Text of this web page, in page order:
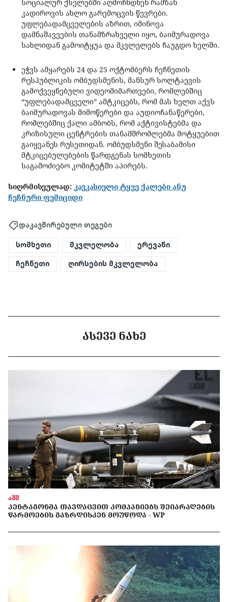
სოციალურ ქსელებში აღმოჩნდნენ რამზან
კადიროვის ახლო გარემოცვის წევრები.
უფლებადამცველების აზრით, იმინოვა
დამნაშავეების თანამზრახველი იყო, ბაიმურადოვა
სახლიდან გამოიტყუა და მკვლელებს ჩაუგდო ხელში.
ეჭვს ამყარებს 24 და 25 ოქტომბერს ჩეჩნეთის
რესპუბლიკის ომბუდსმენის, მანსურ სოლტაევის
გამოქვეყნებული ვიდეომიმართვები, რომლებშიც
“უფლებადამცველი” ამტკიცებს, რომ მას ხელთ აქვს
ბაიმურადოვას მიმოწერები და აუდიოჩანაწერები,
რომლებშიც ქალი ამბობს, რომ აქტივისტებმა და
კრიზისული ცენტრების თანამშრომლებმა მოტყუებით
გაიყვანეს რუსეთიდან. ომბუდსმენი შესაბამისი
მტკიცებულებების წარდგენას სომხეთის
საგამოძიებო კომიტეტში აპირებს.
სიღრმისეულად: კავკასიელი ტყვე ქალები ანუ
ჩეჩნური ფემიციდი
დაკავშირებული თეგები
სომხეთი მკვლელობა ერევანი
ჩეჩნეთი ღირსების მკვლელობა
ᲐᲡᲔᲕᲔ ᲜᲐᲮᲔ
აშშ
ᲞᲔᲜᲢᲐᲒᲝᲜᲛᲐ ᲗᲐᲕᲓᲐᲪᲕᲘᲗ ᲙᲝᲛᲞᲐᲜᲘᲔᲑᲡ ᲨᲔᲘᲐᲠᲐᲦᲔᲑᲘᲡ
ᲬᲐᲠᲛᲝᲔᲑᲘᲡ ᲒᲐᲖᲠᲓᲘᲡᲙᲔᲜ ᲛᲝᲣᲬᲝᲓᲐ - WP